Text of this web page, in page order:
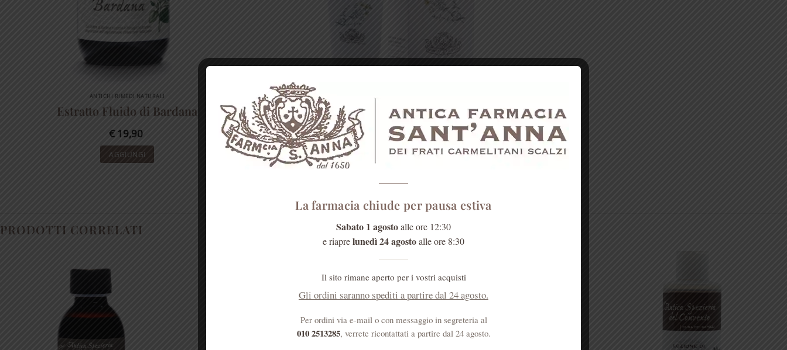
ANTICHI RIMEDI NATURALI
Estratto Fluido di Bardana
€ 19,90
AGGIUNGI
Unguento del frate 100 ml
18,00
AGGIUNGI
PRODOTTI CORRELATI
La farmacia chiude per pausa estiva
Sabato 1 agostoalle ore 12:30
e riaprelunedì 24 agostoalle ore 8:30
Il sito rimane aperto per i vostri acquisti
Gli ordini saranno spediti a partire dal 24 agosto.
Per ordini via e-mail o con messaggio in segreteria al
010 2513285, verrete ricontattati a partire dal 24 agosto.